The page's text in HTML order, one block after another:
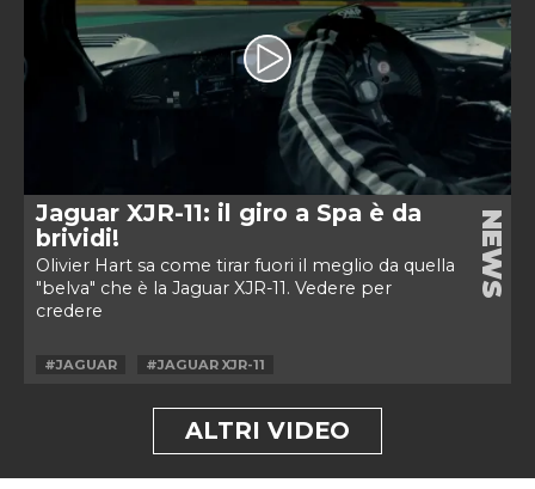
Jaguar XJR-11: il giro a Spa è da
brividi!
Olivier Hart sa come tirar fuori il meglio da quella
"belva" che è la Jaguar XJR-11. Vedere per
credere
NEWS
#JAGUAR #JAGUAR XJR-11
ALTRI VIDEO